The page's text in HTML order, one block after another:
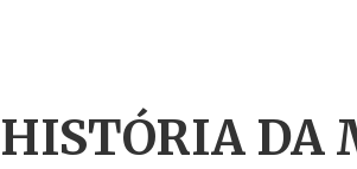
HISTÓRIA DA